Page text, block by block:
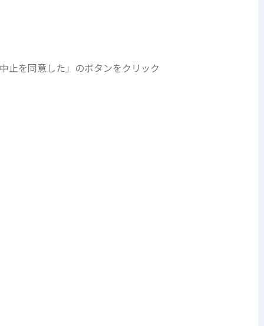
止を同意した」のボタンをクリック